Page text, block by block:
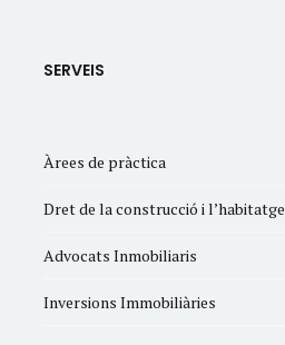
SERVEIS
Àrees de pràctica
Dret de la construcció i l’habitatge
Advocats Inmobiliaris
Inversions Immobiliàries